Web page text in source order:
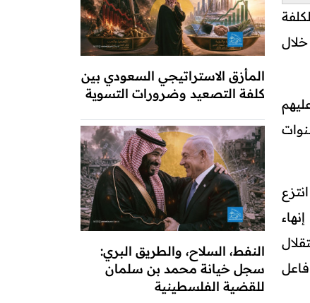
المأزق الاستراتيجي السعودي بين
كلفة التصعيد وضرورات التسوية
النفط، السلاح، والطريق البري:
سجل خيانة محمد بن سلمان
للقضية الفلسطينية